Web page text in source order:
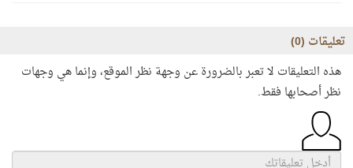
تعليقات (0
)
هذه التعليقات لا تعبر بالضرورة عن وجهة نظر الموقع، وإنما هي وجهات
نظر أصحابها فقط.